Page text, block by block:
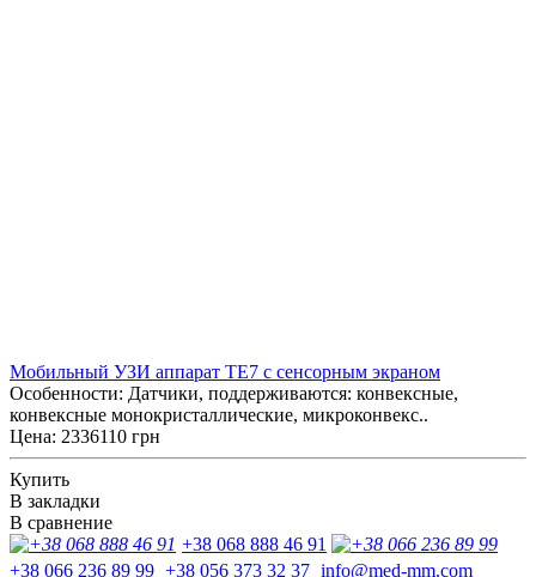
Мобильный УЗИ аппарат TE7 с сенсорным экраном
Особенности: Датчики, поддерживаются: конвексные,
конвексные монокристаллические, микроконвекс..
Цена: 2336110 грн
Купить
В закладки
В сравнение
+38 068 888 46 91
+38 066 236 89 99 +38 056 373 32 37 info@med-mm.com